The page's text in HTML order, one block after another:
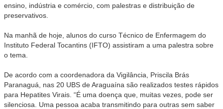
ensino, indústria e comércio, com palestras e distribuição de
preservativos.
Na manhã de hoje, alunos do curso Técnico de Enfermagem do
Instituto Federal Tocantins (IFTO) assistiram a uma palestra sobre
o tema.
De acordo com a coordenadora da Vigilância, Priscila Brás
Paranaguá, nas 20 UBS de Araguaína são realizados testes rápidos
para Hepatites Virais. “É uma doença que, muitas vezes, pode ser
silenciosa. Uma pessoa acaba transmitindo para outras sem saber